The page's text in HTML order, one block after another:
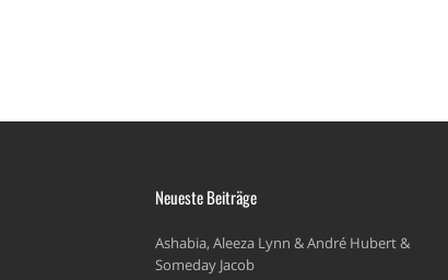
Neueste Beiträge
Ashabia, Aleeza Lynn & André Hubert &
Someday Jacob